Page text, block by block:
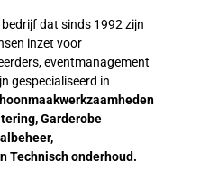
dat sinds 1992 zijn
inzet voor
eventmanagement
gespecialiseerd in
Garderobe
Technisch onderhoud.